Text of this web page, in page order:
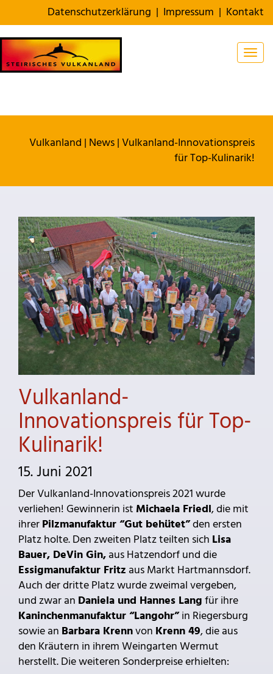
Datenschutzerklärung | Impressum | Kontakt
Vulkanland | News|Vulkanland-Innovationspreis
für Top-Kulinarik!
Vulkanland-
Innovationspreis für Top-
Kulinarik!
15. Juni 2021
Der Vulkanland-Innovationspreis 2021 wurde
verliehen! Gewinnerin ist Michaela Friedl, die mit
ihrerPilzmanufaktur “Gut behütet”den ersten
Platz holte. Den zweiten Platz teilten sich Lisa
Bauer, DeVin Gin,aus Hatzendorf und die
Essigmanufaktur Fritzaus Markt Hartmannsdorf.
Auch der dritte Platz wurde zweimal vergeben,
und zwar an Daniela und Hannes Langfür ihre
Kaninchenmanufaktur “Langohr”in Riegersburg
sowie an Barbara Krennvon Krenn 49, die aus
den Kräutern in ihrem Weingarten Wermut
herstellt. Die weiteren Sonderpreise erhielten: